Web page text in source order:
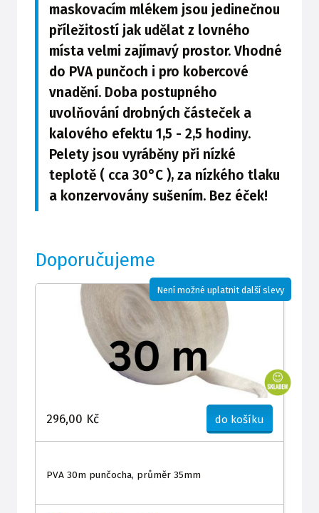
maskovacím mlékem jsou jedinečnou
příležitostí jak udělat z lovného
místa velmi zajímavý prostor. Vhodné
do PVA punčoch i pro kobercové
vnadění. Doba postupného
uvolňování drobných částeček a
kalového efektu 1,5 - 2,5 hodiny.
Pelety jsou vyráběny při nízké
teplotě ( cca 30°C ), za nízkého tlaku
a konzervovány sušením. Bez éček!
Doporučujeme
296,00 Kč do košíku
PVA 30m punčocha, průměr 35mm
Není možné uplatnit další slevy